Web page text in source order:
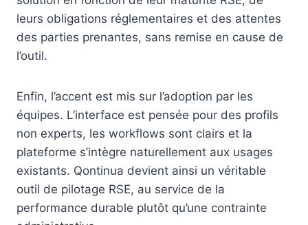
leurs obligations réglementaires et des attentes
des parties prenantes, sans remise en cause de
l’outil.
Enfin, l’accent est mis sur l’adoption par les
équipes. L’interface est pensée pour des profils
non experts, les workflows sont clairs et la
plateforme s’intègre naturellement aux usages
existants. Qontinua devient ainsi un véritable
outil de pilotage RSE, au service de la
performance durable plutôt qu’une contrainte